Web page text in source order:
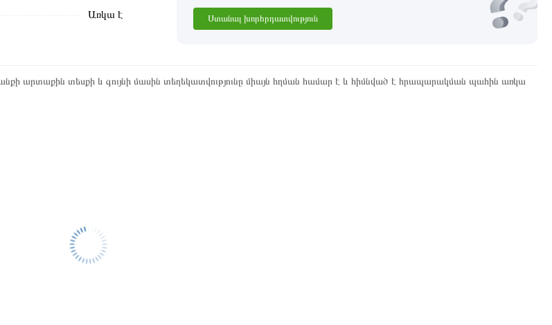
Առկա է Ստանալ խորհրդատվություն
արտաքին տեսքի և գույնի մասին տեղեկատվությունը միայն հղման համար է և հիմնված է հրապարակման պահին առկա